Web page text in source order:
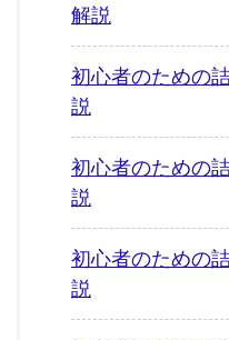
解説
初心者のため
説
初心者のため
説
初心者のため
説